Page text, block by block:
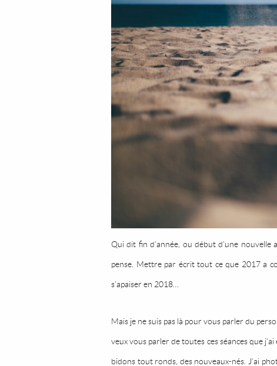
Qui dit fin d’année, ou début d’une
pense. Mettre par écrit tout ce que 2017 a
s’apaiser en 2018…
Mais je ne suis pas là pour vous parler du
veux vous parler de toutes ces séances que
bidons tout ronds, des nouveaux-nés. J’ai